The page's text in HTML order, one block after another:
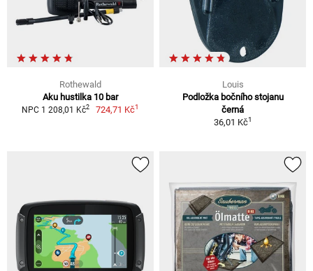
Rothewald
Aku hustilka 10 bar
NPC 1 208,01 Kč2 724,71 Kč1
Louis
Podložka bočního stojanu
černá
36,01 Kč1